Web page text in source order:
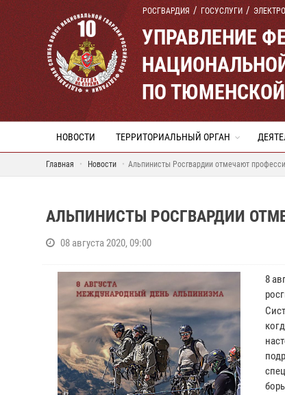
РОСГВАРДИЯ ГОСУСЛУГИ
УПРАВЛЕНИЕ
ПО
НОВОСТИ ТЕРРИТОРИАЛЬНЫЙ ОРГАН
Главная Новости Альпинисты Росгвардии отмечают
АЛЬПИНИСТЫ РОСГВАРДИИ
08 августа 2020, 09:00
8